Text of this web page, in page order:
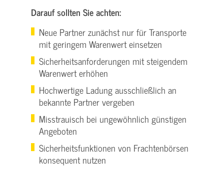
Darauf sollten Sie achten:
Neue Partner zunächst nur für Transporte
mit geringem Warenwert einsetzen
Sicherheitsanforderungen mit steigendem
Warenwert erhöhen
Hochwertige Ladung ausschließlich an
bekannte Partner vergeben
Misstrauisch bei ungewöhnlich günstigen
Angeboten
Sicherheitsfunktionen von Frachtenbörsen
konsequent nutzen